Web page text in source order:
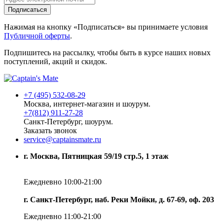
Подписаться
Нажимая на кнопку «Подписаться» вы принимаете условия
Публичной оферты.
Подпишитесь на рассылку, чтобы быть в курсе наших новых
поступлений, акций и скидок.
+7 (495) 532-08-29
Москва, интернет-магазин и шоурум.
+7(812) 911-27-28
Санкт-Петербург, шоурум.
Заказать звонок
service@captainsmate.ru
г. Москва, Пятницкая 59/19 стр.5, 1 этаж
Ежедневно 10:00-21:00
г. Санкт-Петербург, наб. Реки Мойки, д. 67-69, оф. 203
Ежедневно 11:00-21:00